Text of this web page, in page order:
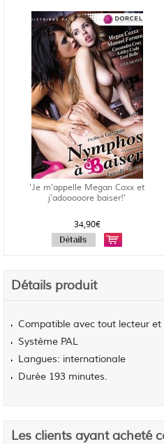
'Je m'appelle Megan Coxx et
j'adooooore baiser!'
34,90€
Détails produit
Compatible avec tout lecteur et
Système PAL
Langues: internationale
Durée 193 minutes.
Les clients ayant acheté